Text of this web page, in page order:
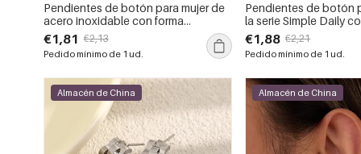
Pendientes de botón para mujer de
acero inoxidable con forma
geométrica, resistentes al agua y de
color dorado, de la serie Simple.
€1,81 €2,13
Pedido mínimo de 1 ud.
Pendientes de botón
la serie Simple Daily
geométrica, de acero
color dorado,
€1,88 €2,21
Pedido mínimo de 1 ud.
Almacén de China Almacén de China